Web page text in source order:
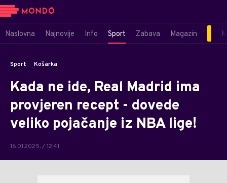
Naslovna Najnovije Info Sport Zabava Magazin
Sport Košarka
Kada ne ide, Real Madrid ima
provjeren recept - dovede
veliko pojačanje iz NBA lige!
16.01.2025. / 12:41